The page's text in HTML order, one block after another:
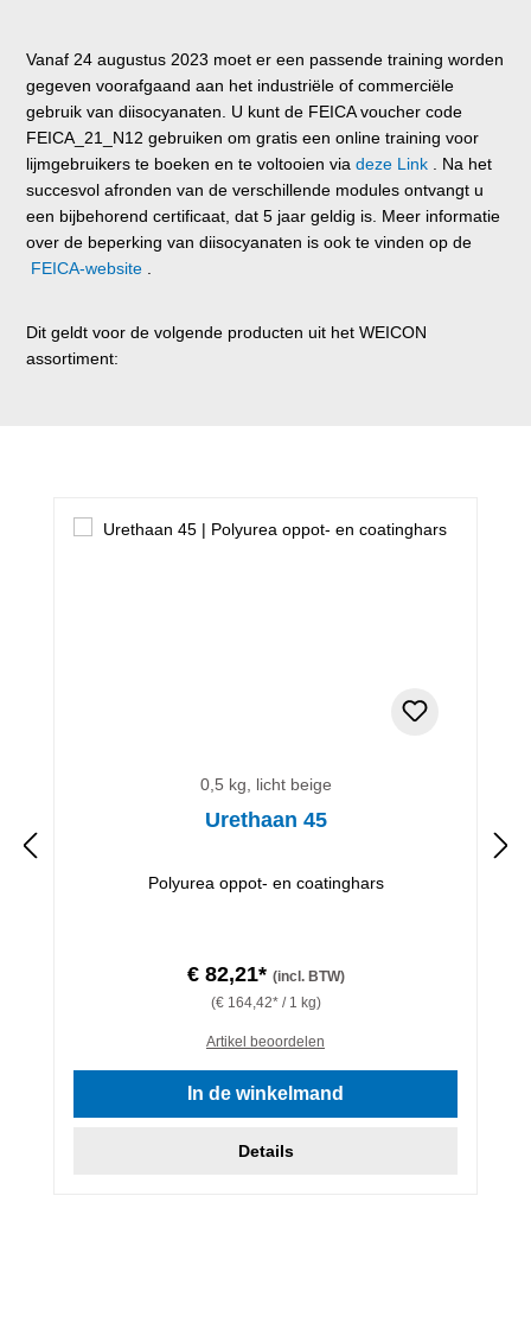
Vanaf 24 augustus 2023 moet er een passende training worden
gegeven voorafgaand aan het industriële of commerciële
gebruik van diisocyanaten. U kunt de FEICA voucher code
FEICA_21_N12 gebruiken om gratis een online training voor
lijmgebruikers te boeken en te voltooien viadeze Link . Na het
succesvol afronden van de verschillende modules ontvangt u
een bijbehorend certificaat, dat 5 jaar geldig is. Meer informatie
over de beperking van diisocyanaten is ook te vinden op de
FEICA-website .
Dit geldt voor de volgende producten uit het WEICON
assortiment:
0,5 kg, licht beige
Urethaan 45
Polyurea oppot- en coatinghars
€ 82,21* (incl. BTW)
(€ 164,42* / 1 kg)
Artikel beoordelen
In de winkelmand
Details